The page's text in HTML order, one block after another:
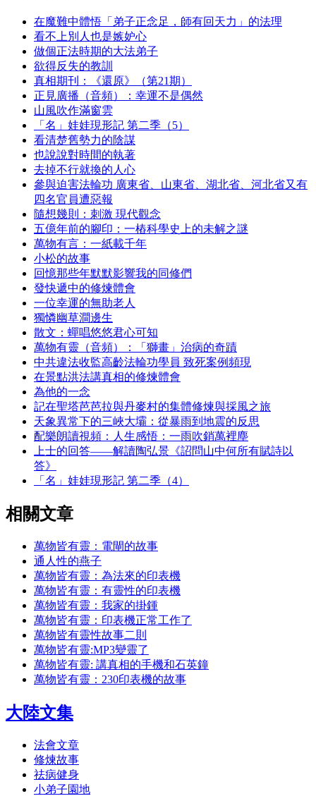
在魔難中體悟「弟子正念足，師有回天力」的法理
看不上別人也是嫉妒心
做個正法時期的大法弟子
欲得反失的教訓
真相期刊：《還原》（第21期）
正見廣播（音頻）：幸運不是偶然
山風吹作滿窗雲
「名」娃娃現形記 第二季（5）
看清楚舊勢力的陰謀
也說說對時間的執著
去掉不行就換的人心
參與迫害法輪功 廣東省、山東省、湖北省、河北省又有
四名官員遭惡報
隨想幾則：刺激 現代觀念
五億年前的腳印：一樁科學史上的未解之謎
萬物有言：一紙載千年
小松的故事
回憶那些年默默影響我的同修們
發快遞中的修煉體會
一位幸運的無助老人
獨憐幽草澗邊生
散文：蟬唱悠悠君心可知
萬物有靈（音頻）：「獅畫」治病的奇蹟
中共違法收監高齡法輪功學員 致死案例頻現
在景點洪法講真相的修煉體會
為他的一念
記在聖塔芭芭拉與丹麥村的集體修煉與採風之旅
天象異常下的三峽大壩：從暴雨到地震的反思
配樂朗讀視頻：人生感悟：一雨吹銷萬裡塵
上士的回答——解讀陶弘景《詔問山中何所有賦詩以
答》
「名」娃娃現形記 第二季（4）
相關文章
萬物皆有靈：電閘的故事
通人性的燕子
萬物皆有靈：為法來的印表機
萬物皆有靈：有靈性的印表機
萬物皆有靈：我家的掛鍾
萬物皆有靈：印表機正常工作了
萬物皆有靈性故事二則
萬物皆有靈:MP3變靈了
萬物皆有靈: 講真相的手機和石英鐘
萬物皆有靈：230印表機的故事
大陸文集
法會文章
修煉故事
祛病健身
小弟子園地